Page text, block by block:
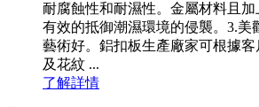
耐腐蝕性和耐濕性。金屬材料且加
有效的抵御潮濕環境的侵襲。3.美
藝術好。鋁扣板生產廠家可根據
及花紋 ...
了解詳情